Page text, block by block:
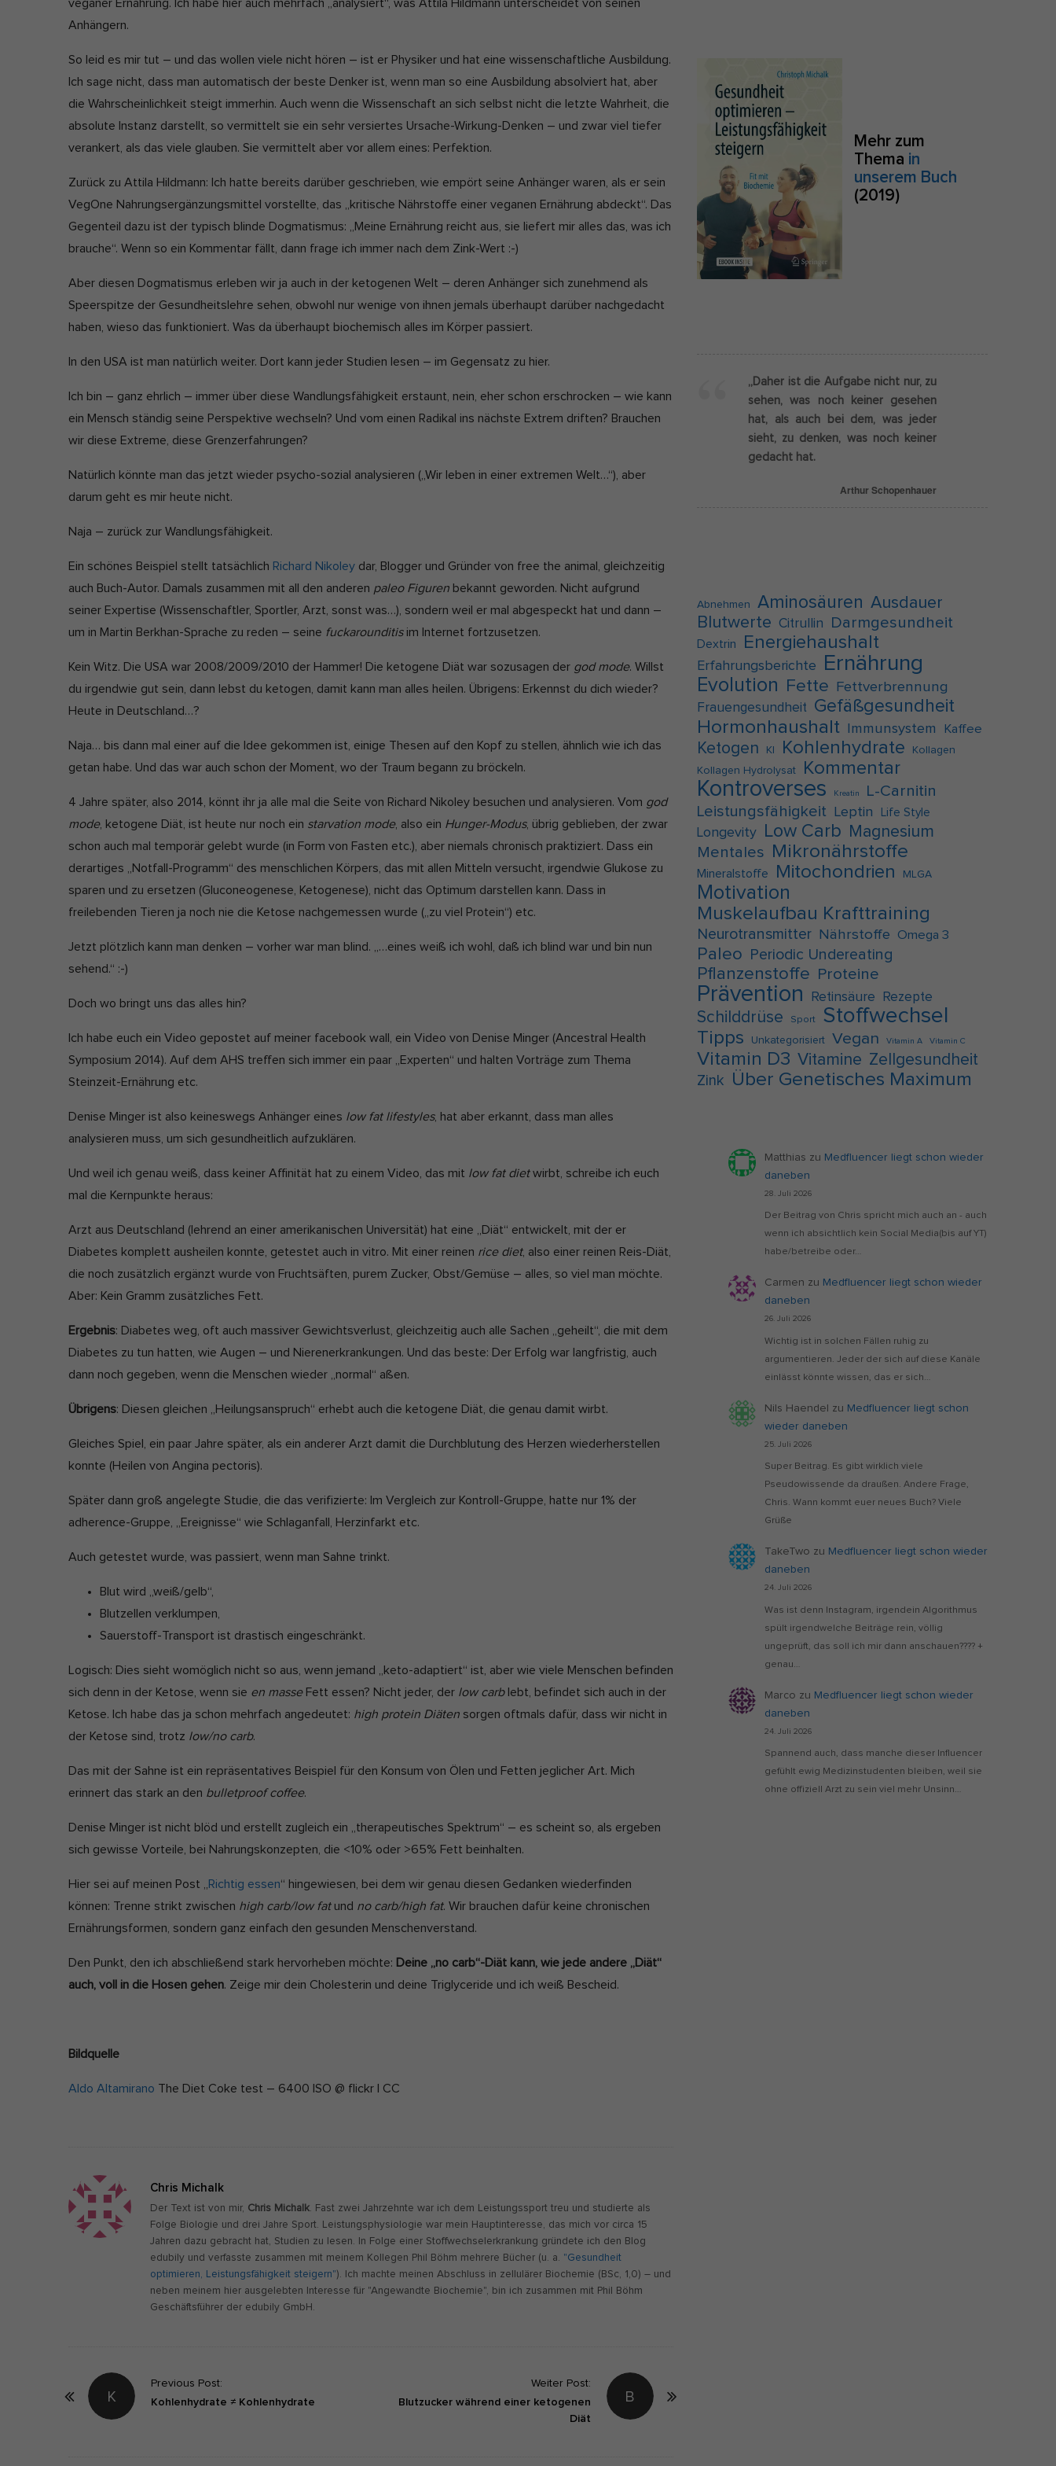
l e
a
e
r
t
veganer Ernährung. Ich habe hier auch mehrfach „analysiert“, was Attila Hildmann unterscheidet von seinen
Anhängern.
So leid es mir tut – und das wollen viele nicht hören – ist er Physiker und hat eine wissenschaftliche Ausbildung.
Ich sage nicht, dass man automatisch der beste Denker ist, wenn man so eine Ausbildung absolviert hat, aber
die Wahrscheinlichkeit steigt immerhin. Auch wenn die Wissenschaft an sich selbst nicht die letzte Wahrheit, die
absolute Instanz darstellt, so vermittelt sie ein sehr versiertes Ursache-Wirkung-Denken – und zwar viel tiefer
verankert, als das viele glauben. Sie vermittelt aber vor allem eines: Perfektion.
Zurück zu Attila Hildmann: Ich hatte bereits darüber geschrieben, wie empört seine Anhänger waren, als er sein
VegOne Nahrungsergänzungsmittel vorstellte, das „kritische Nährstoffe einer veganen Ernährung abdeckt“. Das
Gegenteil dazu ist der typisch blinde Dogmatismus: „Meine Ernährung reicht aus, sie liefert mir alles das, was ich
brauche“. Wenn so ein Kommentar fällt, dann frage ich immer nach dem Zink-Wert :-)
Aber diesen Dogmatismus erleben wir ja auch in der ketogenen Welt – deren Anhänger sich zunehmend als
Speerspitze der Gesundheitslehre sehen, obwohl nur wenige von ihnen jemals überhaupt darüber nachgedacht
haben, wieso das funktioniert. Was da überhaupt biochemisch alles im Körper passiert.
In den USA ist man natürlich weiter. Dort kann jeder Studien lesen – im Gegensatz zu hier.
Ich bin – ganz ehrlich – immer über diese Wandlungsfähigkeit erstaunt, nein, eher schon erschrocken – wie kann
ein Mensch ständig seine Perspektive wechseln? Und vom einen Radikal ins nächste Extrem driften? Brauchen
wir diese Extreme, diese Grenzerfahrungen?
Natürlich könnte man das jetzt wieder psycho-sozial analysieren („Wir leben in einer extremen Welt…“), aber
darum geht es mir heute nicht.
Naja – zurück zur Wandlungsfähigkeit.
Ein schönes Beispiel stellt tatsächlich Richard Nikoley dar, Blogger und Gründer von free the animal, gleichzeitig
auch Buch-Autor. Damals zusammen mit all den anderen paleo Figuren bekannt geworden. Nicht aufgrund
seiner Expertise (Wissenschaftler, Sportler, Arzt, sonst was…), sondern weil er mal abgespeckt hat und dann –
um in Martin Berkhan-Sprache zu reden – seine fuckarounditisim Internet fortzusetzen.
Kein Witz. Die USA war 2008/2009/2010 der Hammer! Die ketogene Diät war sozusagen der god mode. Willst
du irgendwie gut sein, dann lebst du ketogen, damit kann man alles heilen. Übrigens: Erkennst du dich wieder?
Heute in Deutschland…?
Naja… bis dann mal einer auf die Idee gekommen ist, einige Thesen auf den Kopf zu stellen, ähnlich wie ich das
getan habe. Und das war auch schon der Moment, wo der Traum begann zu bröckeln.
4 Jahre später, also 2014, könnt ihr ja alle mal die Seite von Richard Nikoley besuchen und analysieren. Vom god
mode, ketogene Diät, ist heute nur noch ein starvation mode, also ein Hunger-Modus, übrig geblieben, der zwar
schon auch mal temporär gelebt wurde (in Form von Fasten etc.), aber niemals chronisch praktiziert. Dass ein
derartiges „Notfall-Programm“ des menschlichen Körpers, das mit allen Mitteln versucht, irgendwie Glukose zu
sparen und zu ersetzen (Gluconeogenese, Ketogenese), nicht das Optimum darstellen kann. Dass in
freilebenden Tieren ja noch nie die Ketose nachgemessen wurde („zu viel Protein“) etc.
Jetzt plötzlich kann man denken – vorher war man blind. „…eines weiß ich wohl, daß ich blind war und bin nun
sehend.“ :-)
Doch wo bringt uns das alles hin?
Ich habe euch ein Video gepostet auf meiner facebook wall, ein Video von Denise Minger (Ancestral Health
Symposium 2014). Auf dem AHS treffen sich immer ein paar „Experten“ und halten Vorträge zum Thema
Steinzeit-Ernährung etc.
Denise Minger ist also keineswegs Anhänger eines low fat lifestyles, hat aber erkannt, dass man alles
analysieren muss, um sich gesundheitlich aufzuklären.
Und weil ich genau weiß, dass keiner Affinität hat zu einem Video, das mit low fat dietwirbt, schreibe ich euch
mal die Kernpunkte heraus:
Arzt aus Deutschland (lehrend an einer amerikanischen Universität) hat eine „Diät“ entwickelt, mit der er
Diabetes komplett ausheilen konnte, getestet auch in vitro. Mit einer reinen rice diet, also einer reinen Reis-Diät,
die noch zusätzlich ergänzt wurde von Fruchtsäften, purem Zucker, Obst/Gemüse – alles, so viel man möchte.
Aber: Kein Gramm zusätzliches Fett.
Ergebnis: Diabetes weg, oft auch massiver Gewichtsverlust, gleichzeitig auch alle Sachen „geheilt“, die mit dem
Diabetes zu tun hatten, wie Augen – und Nierenerkrankungen. Und das beste: Der Erfolg war langfristig, auch
dann noch gegeben, wenn die Menschen wieder „normal“ aßen.
Übrigens: Diesen gleichen „Heilungsanspruch“ erhebt auch die ketogene Diät, die genau damit wirbt.
Gleiches Spiel, ein paar Jahre später, als ein anderer Arzt damit die Durchblutung des Herzen wiederherstellen
konnte (Heilen von Angina pectoris).
Später dann groß angelegte Studie, die das verifizierte: Im Vergleich zur Kontroll-Gruppe, hatte nur 1% der
adherence-Gruppe, „Ereignisse“ wie Schlaganfall, Herzinfarkt etc.
Auch getestet wurde, was passiert, wenn man Sahne trinkt.
Blut wird „weiß/gelb“,
Blutzellen verklumpen,
Sauerstoff-Transport ist drastisch eingeschränkt.
Logisch: Dies sieht womöglich nicht so aus, wenn jemand „keto-adaptiert“ ist, aber wie viele Menschen befinden
sich denn in der Ketose, wenn sie en masseFett essen? Nicht jeder, der low carblebt, befindet sich auch in der
Ketose. Ich habe das ja schon mehrfach angedeutet: high protein Diäten sorgen oftmals dafür, dass wir nicht in
der Ketose sind, trotz low/no carb.
Das mit der Sahne ist ein repräsentatives Beispiel für den Konsum von Ölen und Fetten jeglicher Art. Mich
erinnert das stark an den bulletproof coffee.
Denise Minger ist nicht blöd und erstellt zugleich ein „therapeutisches Spektrum“ – es scheint so, als ergeben
sich gewisse Vorteile, bei Nahrungskonzepten, die <10% oder >65% Fett beinhalten.
Hier sei auf meinen Post „ Richtig essen“ hingewiesen, bei dem wir genau diesen Gedanken wiederfinden
können: Trenne strikt zwischen high carb/low fatund no carb/high fat. Wir brauchen dafür keine chronischen
Ernährungsformen, sondern ganz einfach den gesunden Menschenverstand.
Den Punkt, den ich abschließend stark hervorheben möchte: Deine „no carb“-Diät kann, wie jede andere „Diät“
auch, voll in die Hosen gehen. Zeige mir dein Cholesterin und deine Triglyceride und ich weiß Bescheid.
Bildquelle
Aldo Altamirano The Diet Coke test – 6400 ISO @ flickr | CC
Chris Michalk
Der Text ist von mir, Chris Michalk. Fast zwei Jahrzehnte war ich dem Leistungssport treu und studierte als
Folge Biologie und drei Jahre Sport. Leistungsphysiologie war mein Hauptinteresse, das mich vor circa 15
Jahren dazu gebracht hat, Studien zu lesen. In Folge einer Stoffwechselerkrankung gründete ich den Blog
edubily und verfasste zusammen mit meinem Kollegen Phil Böhm mehrere Bücher (u. a. "Gesundheit
optimieren, Leistungsfähigkeit steigern"). Ich machte meinen Abschluss in zellulärer Biochemie (BSc, 1,0) – und
neben meinem hier ausgelebten Interesse für "Angewandte Biochemie", bin ich zusammen mit Phil Böhm
Geschäftsführer der edubily GmbH.
K
Previous Post:
Kohlenhydrate ≠ Kohlenhydrate
B
Weiter Post:
Blutzucker während einer ketogenen
Diät
Mehr zum
Thema in
unserem Buch
(2019)
„Daher ist die Aufgabe nicht nur, zu
sehen, was noch keiner gesehen
hat, als auch bei dem, was jeder
sieht, zu denken, was noch keiner
gedacht hat.
Arthur Schopenhauer
Abnehmen Aminosäuren Ausdauer
Blutwerte
Citrullin Darmgesundheit
Dextrin Energiehaushalt
Erfahrungsberichte Ernährung
Evolution Fette Fettverbrennung
Frauengesundheit Gefäßgesundheit
Hormonhaushalt Immunsystem Kaffee
Ketogen KI Kohlenhydrate
Kollagen
Kollagen Hydrolysat
Kommentar
Kontroverses Kreatin
L-Carnitin
Leistungsfähigkeit
Leptin Life Style
Longevity Low Carb Magnesium
Mentales Mikronährstoffe
Mineralstoffe Mitochondrien MLGA
Motivation
Muskelaufbau Krafttraining
Neurotransmitter Nährstoffe Omega 3
Paleo Periodic Undereating
Pflanzenstoffe Proteine
Prävention Retinsäure Rezepte
Schilddrüse Sport Stoffwechsel
Tipps Unkategorisiert Vegan Vitamin A Vitamin C
Vitamin D3 Vitamine Zellgesundheit
Zink Über Genetisches Maximum
Matthias zu Medfluencer liegt schon wieder
daneben
28. Juli 2026
Der Beitrag von Chris spricht mich auch an - auch
wenn ich absichtlich kein Social Media(bis auf YT)
habe/betreibe oder…
Carmen zu Medfluencer liegt schon wieder
daneben
26. Juli 2026
Wichtig ist in solchen Fällen ruhig zu
argumentieren. Jeder der sich auf diese Kanäle
einlässt könnte wissen, das er sich…
Nils Haendel zu Medfluencer liegt schon
wieder daneben
25. Juli 2026
Super Beitrag. Es gibt wirklich viele
Pseudowissende da draußen. Andere Frage,
Chris. Wann kommt euer neues Buch? Viele
Grüße
TakeTwo zu Medfluencer liegt schon wieder
daneben
24. Juli 2026
Was ist denn Instagram, irgendein Algorithmus
spült irgendwelche Beiträge rein, völlig
ungeprüft, das soll ich mir dann anschauen???? +
genau…
Marco zu Medfluencer liegt schon wieder
daneben
24. Juli 2026
Spannend auch, dass manche dieser Influencer
gefühlt ewig Medizinstudenten bleiben, weil sie
ohne offiziell Arzt zu sein viel mehr Unsinn…
Datenschutzeinstellungen
Essenziell (7)
Essenzielle Cookies ermöglichen grundlegende Funktionen und sind für die
Anonyme Statistiken
Statistik-Cookies erfassen Informationen anonym. Diese Informationen helfen uns zu
verstehen, wie unsere Besucher unsere Website nutzen. Wenn wir wissen, welche
Seiten beliebter sind, können wir unser Angebot besser auf unsere Besucher
Marketing (5)
personalisierte Werbung anzuzeigen. Sie tun dies, indem sie Besucher über Websites
Cookie-Informationen anzeigen
Externe Medien (2) Externe Medien
Cookie-Informationen anzeigen